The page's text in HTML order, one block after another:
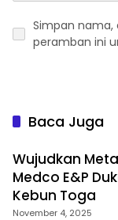
Simpan nama,
peramban ini
Baca Juga
Wujudkan
Medco E&P
Kebun Toga
November 4, 2025